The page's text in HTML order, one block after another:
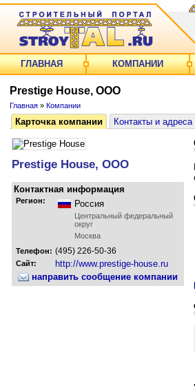
ГЛАВНАЯ КОМПАНИИ
Prestige House, ООО
Главная» Компании
Карточка компании Контакты и адреса
Prestige House, ООО
Контактная информация
Регион: Россия
Центральный федеральный
округ
Москва
Телефон: (495) 226-50-36
Сайт:
http://www.prestige-house.ru
направить сообщение компании